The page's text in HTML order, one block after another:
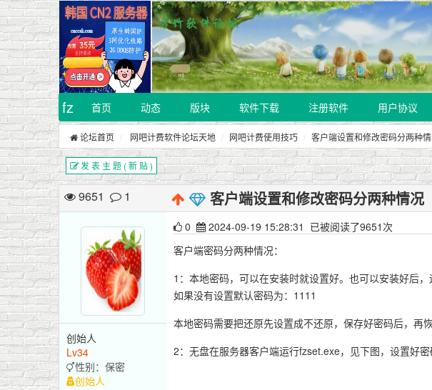
fz 首页 动态 版块 软件下载 注册软件 用户协议
论坛首页 网吧计费软件论坛天地 网吧计费使用技巧 客户端设置和修改密码分两种
发 表 主 题 ( 新 贴 )
9651 1 客户端设置和修改密码分两种情况
创始人
Lv34
性别：保密
创始人
0 2024-09-19 15:28:31 已被阅读了9651次
客户端密码分两种情况：
1：本地密码，可以在安装时就设置好。也可以安装好后
如果没有设置默认密码为：1111
本地密码需要把还原先设置成不还原，保存好密码后，再恢
2：无盘在服务器客户端运行fzset.exe，见下图，设置好